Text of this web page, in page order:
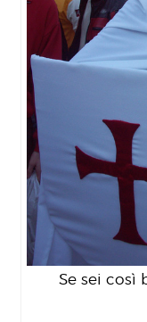
Se sei così